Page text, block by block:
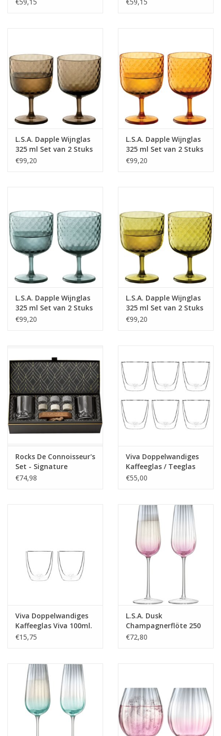
L.S.A. Dapple Wijnglas
325 ml Set van 2 Stuks
Earth Brown
€99,20
L.S.A. Dapple Wijnglas
325 ml Set van 2 Stuks
Sun Amber
€99,20
L.S.A. Dapple Wijnglas
325 ml Set van 2 Stuks
Water Blue
€99,20
L.S.A. Dapple Wijnglas
325 ml Set van 2 Stuks
Woodland Green
€99,20
Rocks De Connoisseur's
Set - Signature
Whiskey Glass Edition
€74,98
Viva Doppelwandiges
Kaffeeglas / Teeglas
Viva 220ml. 6 Stück
€55,00
Viva Doppelwandiges
Kaffeeglas Viva 100ml.
2 Stück
€15,75
L.S.A. Dusk
Champagnerflöte 250
ml 2er-Set
€72,80